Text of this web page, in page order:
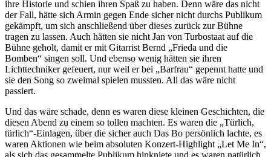
ihre Historie und schien ihren Spaß zu haben. Denn wäre das nicht
der Fall, hätte sich Armin gegen Ende sicher nicht durchs Publikum
gekämpft, um sich anschließend über dieses zurück zur Bühne
tragen zu lassen. Auch hätten sie nicht Jan von Turbostaat auf die
Bühne geholt, damit er mit Gitarrist Bernd „Frieda und die
Bomben“ singen soll. Und ebenso wenig hätten sie ihren
Lichttechniker gefeuert, nur weil er bei „Barfrau“ gepennt hatte und
sie den Song so zweimal spielen mussten. All das wäre nicht
passiert.
Und das wäre schade, denn es waren diese kleinen Geschichten, die
diesen Abend zu einem so tollen machten. Es waren die „Türlich,
türlich“-Einlagen, über die sicher auch Das Bo persönlich lachte, es
waren Aktionen wie beim absoluten Konzert-Highlight „Let Me In“,
als sich das gesammelte Publikum hinkniete und es waren natürlich